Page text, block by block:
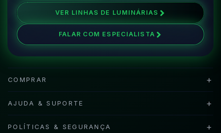
VER LINHAS DE LUMINÁRIAS
FALAR COM ESPECIALISTA
COMPRAR +
AJUDA & SUPORTE +
POLÍTICAS & SEGURANÇA +